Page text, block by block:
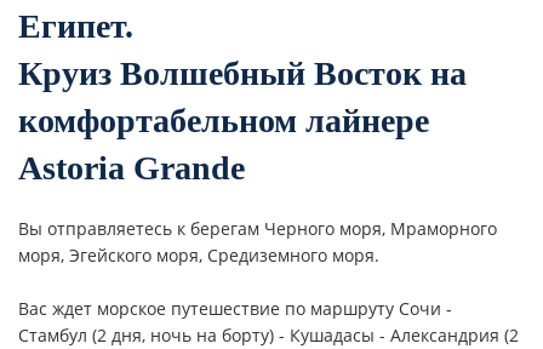
Египет.
Круиз Волшебный Восток на
комфортабельном лайнере
Astoria Grande
Вы отправляетесь к берегам Черного моря, Мраморного
моря, Эгейского моря, Средиземного моря.
Вас ждет морское путешествие по маршруту Сочи -
Стамбул (2 дня, ночь на борту) - Кушадасы - Александрия (2